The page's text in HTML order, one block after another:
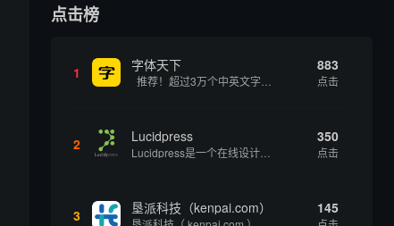
点击榜
1 字体天下 883
点击
2 Lucidpress 350
点击
3 垦派科技（kenpai.com） 145